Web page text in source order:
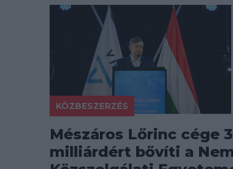
KÖZBESZERZÉS
Mészáros Lőrinc cége
milliárdért bővíti a